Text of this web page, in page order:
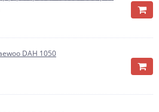
DAH 1050